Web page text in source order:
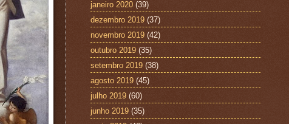
janeiro 2020 (39)
dezembro 2019 (37)
novembro 2019 (42)
outubro 2019 (35)
setembro 2019 (38)
agosto 2019 (45)
julho 2019 (60)
junho 2019 (35)